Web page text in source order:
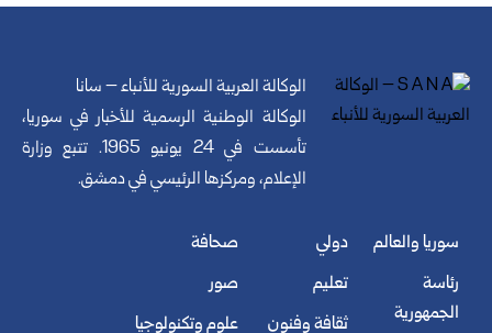
الوكالة العربية السورية للأنباء – سانا
الوكالة الوطنية الرسمية للأخبار في سوريا،
تأسست في 24 يونيو 1965. تتبع وزارة
الإعلام، ومركزها الرئيسي في دمشق.
سوريا والعالم
رئاسة
الجمهورية
دولي
تعليم
ثقافة وفنون
صحافة
صور
علوم وتكنولوجيا